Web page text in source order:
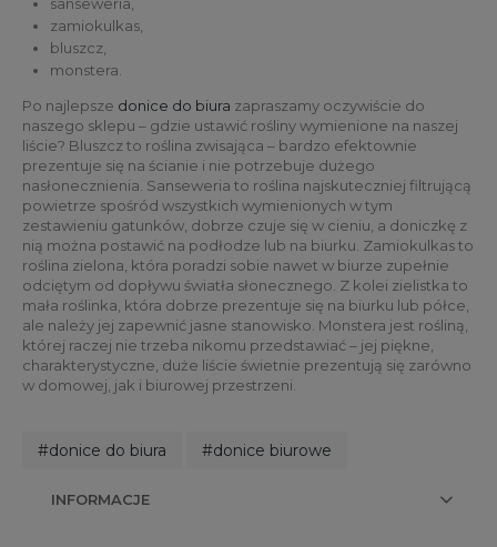
zamiokulkas,
bluszcz,
monstera.
Po najlepsze donice do biura zapraszamy oczywiście do
naszego sklepu – gdzie ustawić rośliny wymienione na naszej
liście? Bluszcz to roślina zwisająca – bardzo efektownie
prezentuje się na ścianie i nie potrzebuje dużego
nasłonecznienia. Sanseweria to roślina najskuteczniej filtrującą
powietrze spośród wszystkich wymienionych w tym
zestawieniu gatunków, dobrze czuje się w cieniu, a doniczkę z
nią można postawić na podłodze lub na biurku. Zamiokulkas to
roślina zielona, która poradzi sobie nawet w biurze zupełnie
odciętym od dopływu światła słonecznego. Z kolei zielistka to
mała roślinka, która dobrze prezentuje się na biurku lub półce,
ale należy jej zapewnić jasne stanowisko. Monstera jest rośliną,
której raczej nie trzeba nikomu przedstawiać – jej piękne,
charakterystyczne, duże liście świetnie prezentują się zarówno
w domowej, jak i biurowej przestrzeni.
#donice do biura #donice biurowe
INFORMACJE